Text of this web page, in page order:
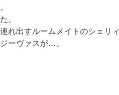
。
れ出すルームメイトのシェリ
ーヴァスが…。